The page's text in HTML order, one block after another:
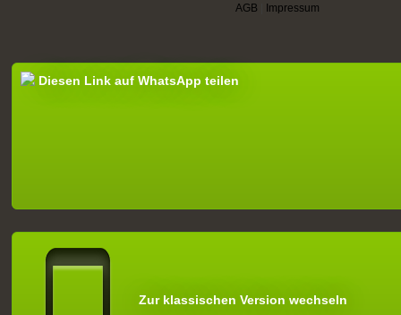
AGB Impressum
Diesen Link auf WhatsApp teilen
Zur klassischen Version wechseln